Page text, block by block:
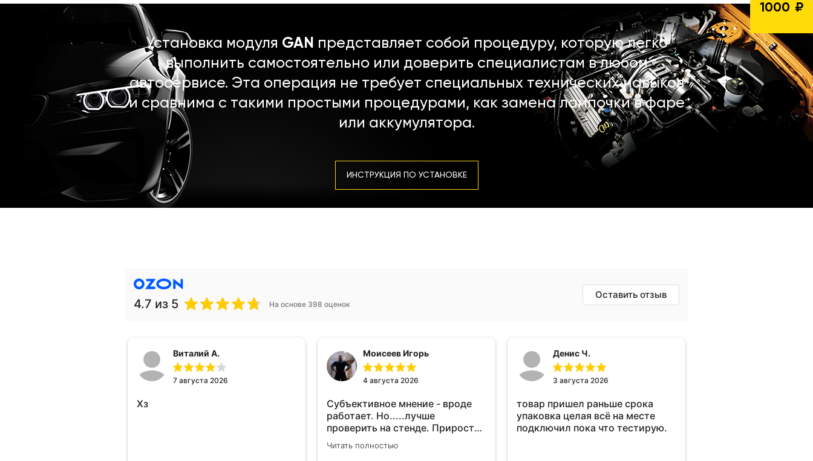
Установка модуля GAN представляет собой процедуру, которую легко
выполнить самостоятельно или доверить специалистам в любом
автосервисе. Эта операция не требует специальных технических навыков
и сравнима с такими простыми процедурами, как замена лампочки в фаре
или аккумулятора.
ИНСТРУКЦИЯ ПО УСТАНОВКЕ
4.7 из 5 На основе 398 оценок
Оставить отзыв
Виталий А.
7 августа 2026
Хз
Моисеев Игорь
4 августа 2026
Субъективное мнение - вроде
работает. Но.....лучше
проверить на стенде. Прирост
10-12% "на глаз" уловить очень
сложно. Покатаюсь, потом
Читать полностью
Денис Ч.
3 августа 2026
товар пришел раньше срока
упаковка целая всё на месте
подключил пока что тестирую.
1000